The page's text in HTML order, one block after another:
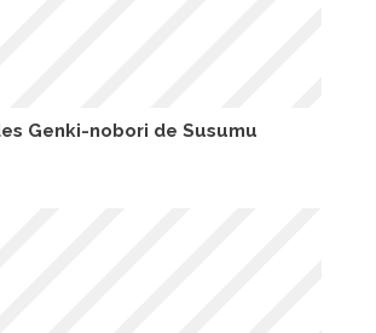
Genki-nobori de Susumu